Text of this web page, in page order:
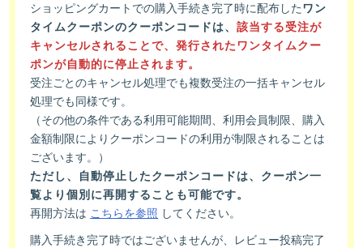
ショッピングカートでの購入手続き完了時に配布した ワン
タイムクーポンのクーポンコードは、該当する受注が
キャンセルされることで、発行されたワンタイムクー
ポンが自動的に停止されます。
受注ごとのキャンセル処理でも複数受注の一括キャンセル
処理でも同様です。
（その他の条件である利用可能期間、利用会員制限、購入
金額制限によりクーポンコードの利用が制限されることは
ございます。）
ただし、自動停止したクーポンコードは、クーポン一
覧より個別に再開することも可能です。
再開方法は こちらを参照 してください。
購入手続き完了時ではございませんが、レビュー投稿完了